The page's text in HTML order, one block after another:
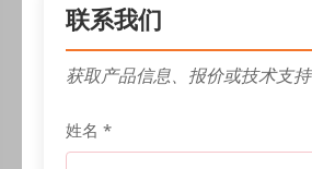
联系我们
获取产品信息、报价或技术支持
姓名 *